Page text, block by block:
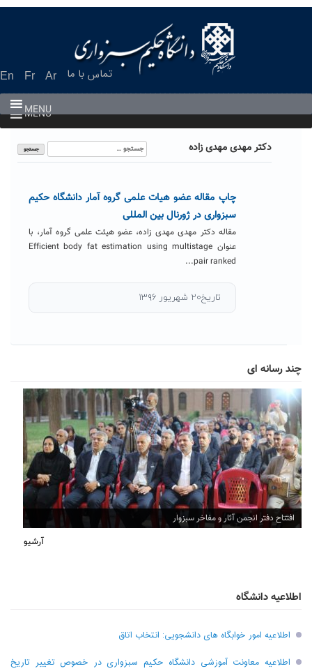
En Fr Ar تماس با ما
MENU
MENU
دکتر مهدی مهدی زاده
جستجو
برای:
چاپ مقاله عضو هیات علمی گروه آمار دانشگاه حکیم
سبزواری در ژورنال بین المللی
مقاله دکتر مهدی مهدی زاده، عضو هیئت علمی گروه آمار، با
عنوان Efficient body fat estimation using multistage
pair ranked...
تاریخ۲۰ شهریور ۱۳۹۶
چند رسانه ای
افتتاح دفتر انجمن آثار و مفاخر سبزوار
آرشیو
اطلاعیه دانشگاه
اطلاعیه امور خوابگاه های دانشجویی: انتخاب اتاق
اطلاعیه معاونت آموزشی دانشگاه حکیم سبزواری در خصوص تغییر تاریخ